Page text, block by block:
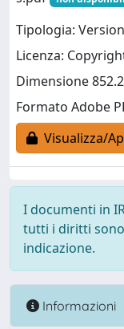
Tipologia:
Licenza:
Dimensione
Formato Adobe
Visualizza/
I documenti in
tutti i diritti
indicazione.
Informazioni